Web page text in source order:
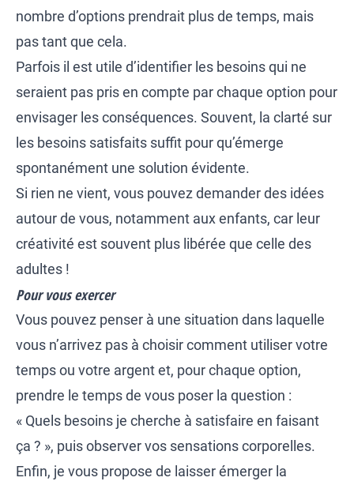
nombre d’options prendrait plus de temps, mais
pas tant que cela.
Parfois il est utile d’identifier les besoins qui ne
seraient pas pris en compte par chaque option pour
envisager les conséquences. Souvent, la clarté sur
les besoins satisfaits suffit pour qu’émerge
spontanément une solution évidente.
Si rien ne vient, vous pouvez demander des idées
autour de vous, notamment aux enfants, car leur
créativité est souvent plus libérée que celle des
adultes !
Pour vous exercer
Vous pouvez penser à une situation dans laquelle
vous n’arrivez pas à choisir comment utiliser votre
temps ou votre argent et, pour chaque option,
prendre le temps de vous poser la question :
« Quels besoins je cherche à satisfaire en faisant
ça ? », puis observer vos sensations corporelles.
Enfin, je vous propose de laisser émerger la